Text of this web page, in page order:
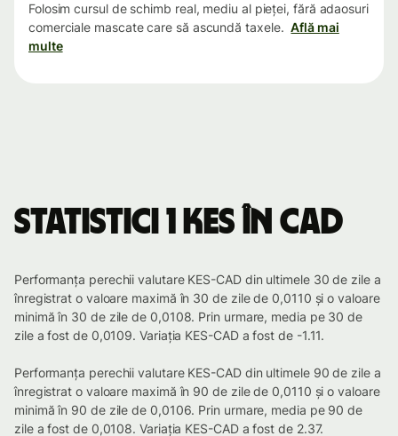
Folosim cursul de schimb real, mediu al pieței, fără adaosuri
comerciale mascate care să ascundă taxele. Află mai
multe
Statistici 1 KES în CAD
Performanța perechii valutare KES-CAD din ultimele 30 de zile a
înregistrat o valoare maximă în 30 de zile de 0,0110 și o valoare
minimă în 30 de zile de 0,0108. Prin urmare, media pe 30 de
zile a fost de 0,0109. Variația KES-CAD a fost de -1.11.
Performanța perechii valutare KES-CAD din ultimele 90 de zile a
înregistrat o valoare maximă în 90 de zile de 0,0110 și o valoare
minimă în 90 de zile de 0,0106. Prin urmare, media pe 90 de
zile a fost de 0,0108. Variația KES-CAD a fost de 2.37.